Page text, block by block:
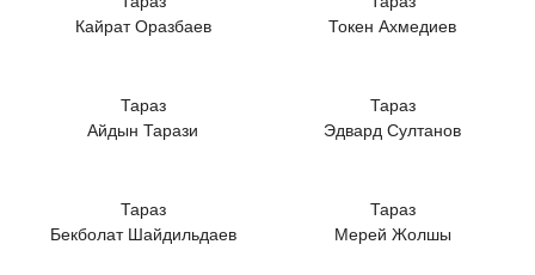
Кайрат Оразбаев
Токен Ахмедиев
Тараз
Айдын Тарази
Тараз
Эдвард Султанов
Тараз
Бекболат Шайдильдаев
Тараз
Мерей Жолшы